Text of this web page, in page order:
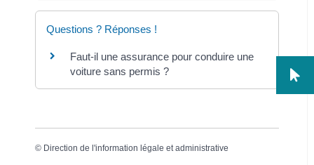
Questions ? Réponses !
Faut-il une assurance pour conduire une
voiture sans permis ?
© Direction de l'information légale et administrative